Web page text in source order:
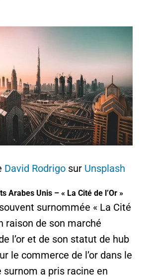
David Rodrigosur Unsplash
Arabes Unis – « La Cité de l’Or »
surnommée « La Cité
raison de son marché
l’or et de son statut de hub
le commerce de l’or dans le
surnom a pris racine en